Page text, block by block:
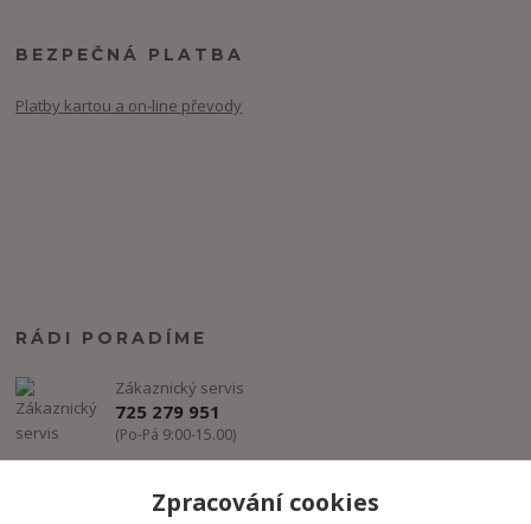
BEZPEČNÁ PLATBA
Platby kartou a on-line převody
RÁDI PORADÍME
Zákaznický servis
725 279 951
(Po-Pá 9:00-15.00)
Zpracování cookies